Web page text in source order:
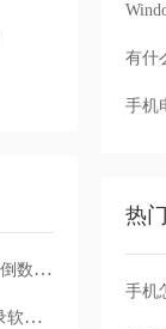
安卓倒数日软件APP有哪些?可以记录正数日和倒数日的便签推荐
记事备忘录软件app哪个好用 实用的记事备忘录软件app
有什
手机
热
手机